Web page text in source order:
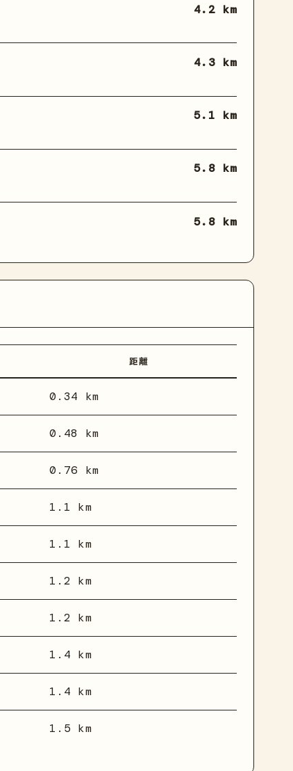
4.2 km
4.3 km
5.1 km
5.8 km
5.8 km
距離
0.34 km
0.48 km
0.76 km
1.1 km
1.1 km
1.2 km
1.2 km
1.4 km
1.4 km
1.5 km